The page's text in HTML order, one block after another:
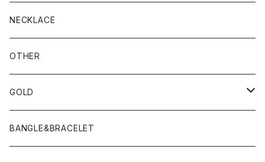
NECKLACE
OTHER
GOLD
PIERCE
BANGLE&BRACELET